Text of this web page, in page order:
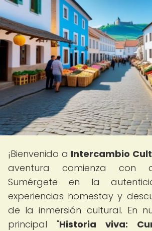
¡Bienvenido a Intercambio
aventura comienza con
Sumérgete en la
experiencias homestay y
de la inmersión cultural. En
principal "Historia viva: